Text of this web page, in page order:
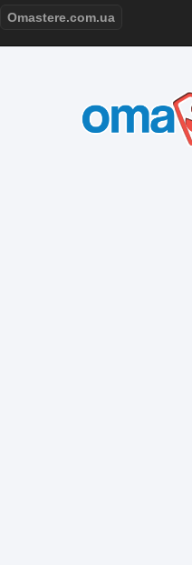
Omastere.com.ua